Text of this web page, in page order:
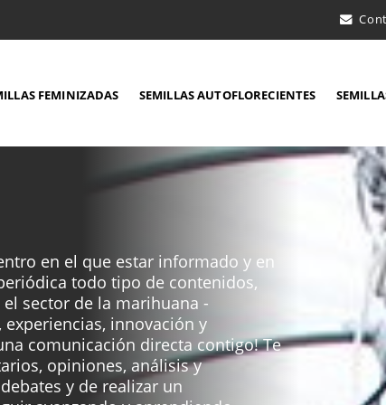
FEMINIZADAS SEMILLAS AUTOFLORECIENTES
en el que estar informado y en
todo tipo de contenidos,
sector de la marihuana -
innovación y
comunicación directa contigo! Te
opiniones, análisis y
y de realizar un